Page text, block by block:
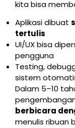
kita bisa
Aplikasi dibuat
tertulis
UI/UX bisa
pengguna
Testing,
sistem
Dalam 5–10
berbicara
menulis ribuan